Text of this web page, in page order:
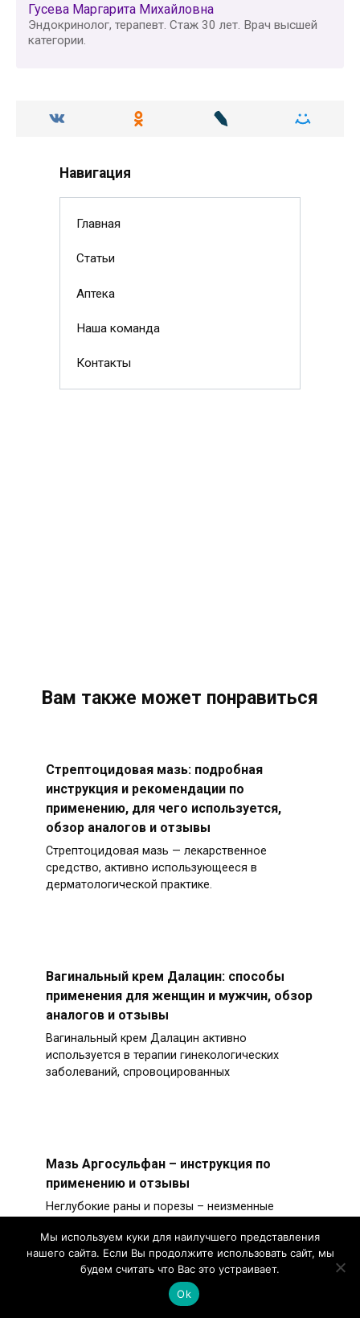
Гусева Маргарита Михайловна
Эндокринолог, терапевт. Стаж 30 лет. Врач высшей
категории.
Навигация
Главная
Статьи
Аптека
Наша команда
Контакты
Вам также может понравиться
Стрептоцидовая мазь: подробная
инструкция и рекомендации по
применению, для чего используется,
обзор аналогов и отзывы
Стрептоцидовая мазь — лекарственное
средство, активно использующееся в
дерматологической практике.
Вагинальный крем Далацин: способы
применения для женщин и мужчин, обзор
аналогов и отзывы
Вагинальный крем Далацин активно
используется в терапии гинекологических
заболеваний, спровоцированных
Мазь Аргосульфан – инструкция по
применению и отзывы
Неглубокие раны и порезы – неизменные
всей его жизни.
Мы используем куки для наилучшего представления
нашего сайта. Если Вы продолжите использовать сайт, мы
будем считать что Вас это устраивает.
Ok